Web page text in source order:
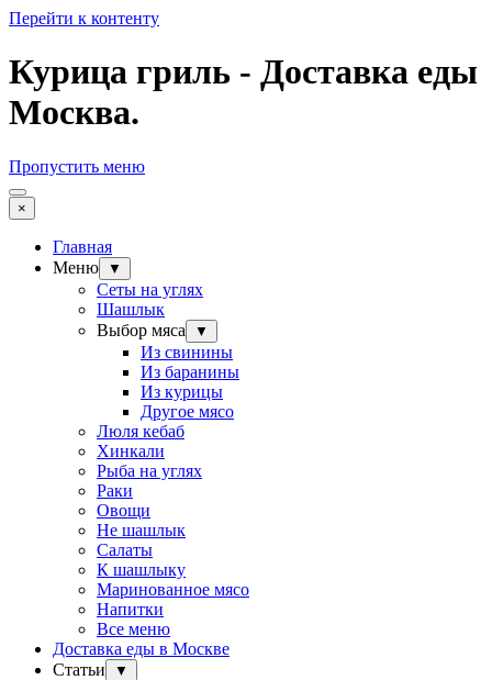
Перейти к контенту
Курица гриль - Доставка еды
Москва.
Пропустить меню
×
Главная
Меню
▼
Сеты на углях
Шашлык
Выбор мяса
▼
Из свинины
Из баранины
Из курицы
Другое мясо
Люля кебаб
Хинкали
Рыба на углях
Раки
Овощи
Не шашлык
Салаты
К шашлыку
Маринованное мясо
Напитки
Все меню
Доставка еды в Москве
Статьи
▼